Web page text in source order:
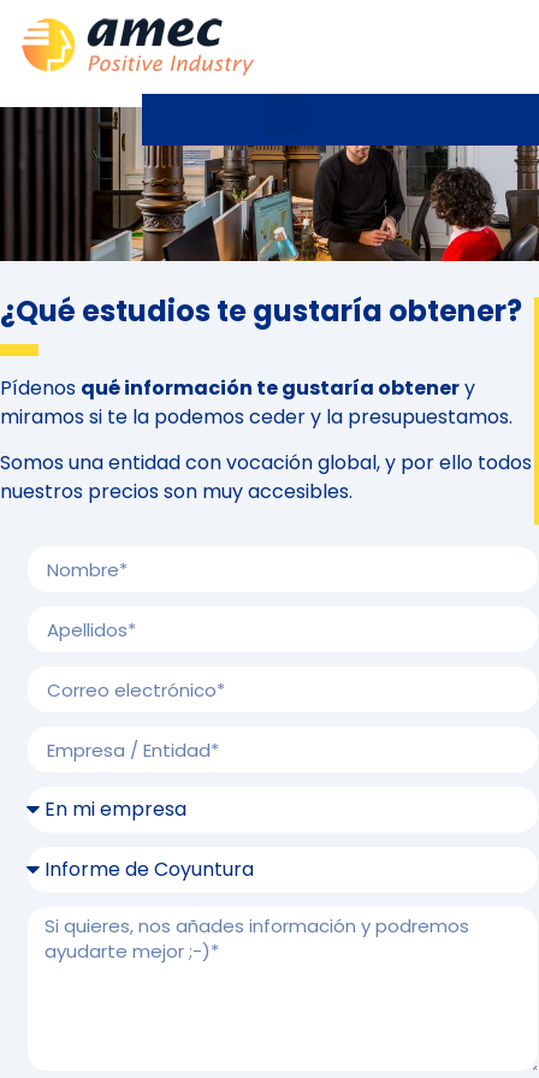
¿Qué estudios te gustaría obtener?
Pídenos qué información te gustaría obtenery
miramos si te la podemos ceder y la presupuestamos.
Somos una entidad con vocación global, y por ello todos
nuestros precios son muy accesibles.